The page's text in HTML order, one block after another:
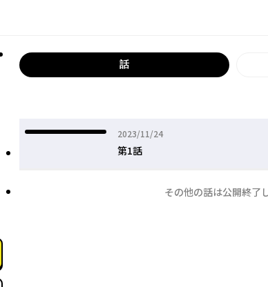
話
2023/11/24
2023年11月24日
第1話
その他の話は公開終了